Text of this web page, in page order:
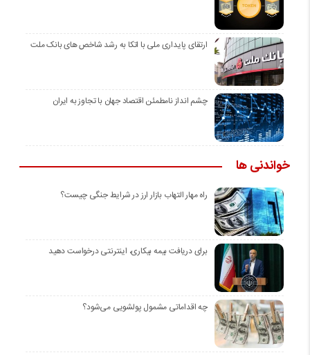
ارتقای پایداری ملی با اتکا به رشد شاخص های بانک ملت
چشم انداز نامطمئن اقتصاد جهان با تجاوز به ایران
خواندنی ها
راه مهار التهاب بازار ارز در شرایط جنگی چیست؟
برای دریافت بیمه بیکاری، اینترنتی درخواست دهید
چه اقداماتی مشمول پولشویی می‌شود؟